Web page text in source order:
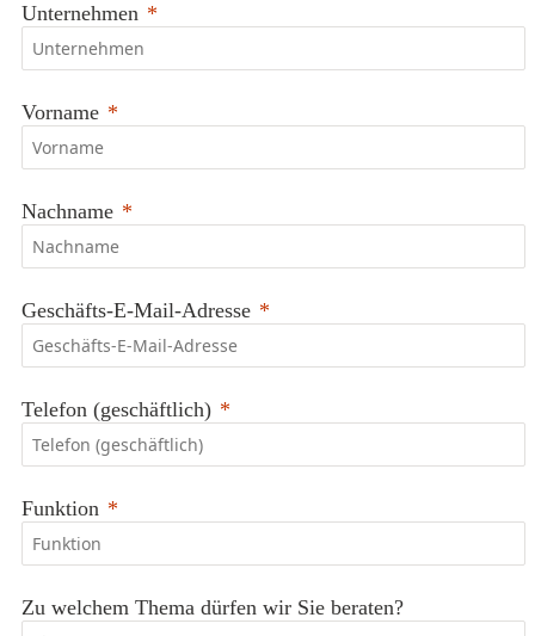
Unternehmen
Vorname
Nachname
Geschäfts-E-Mail-Adresse
Telefon (geschäftlich)
Funktion
Zu welchem Thema dürfen wir Sie beraten?